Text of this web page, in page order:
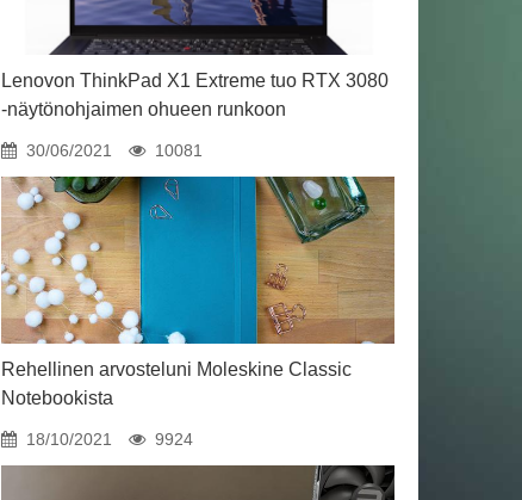
Lenovon ThinkPad X1 Extreme tuo RTX 3080
-näytönohjaimen ohueen runkoon
30/06/2021 10081
Rehellinen arvosteluni Moleskine Classic
Notebookista
18/10/2021 9924